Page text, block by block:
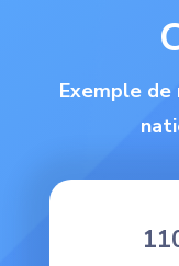
Exemple